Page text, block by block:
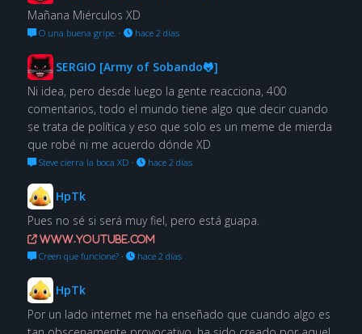
Mañana Miérculos XD
O una buena gripe. · hace 2 días
SERGIO [Army of Sobando🐸]
Ni idea, pero desde luego la gente reacciona, 400
comentarios, todo el mundo tiene algo que decir cuando
se trata de política y eso que solo es un meme de mierda
que robé ni me acuerdo dónde XD
Steve cierra la boca XD · hace 2 días
HpTk
Pues no sé si será muy fiel, pero está guapa.
www.youtube.com
Creen que funcione?· hace 2 días
HpTk
Por un lado internet me ha enseñado que cuando algo es